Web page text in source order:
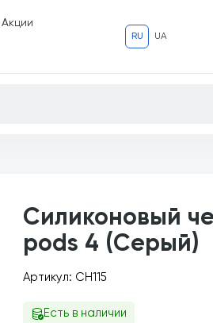
Акции
RU UA
Силиконовый
pods 4 (Серый)
Артикул: CH115
Есть в наличии